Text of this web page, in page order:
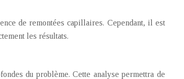
de remontées capillaires. Cependant, il est
les résultats.
du problème. Cette analyse permettra de